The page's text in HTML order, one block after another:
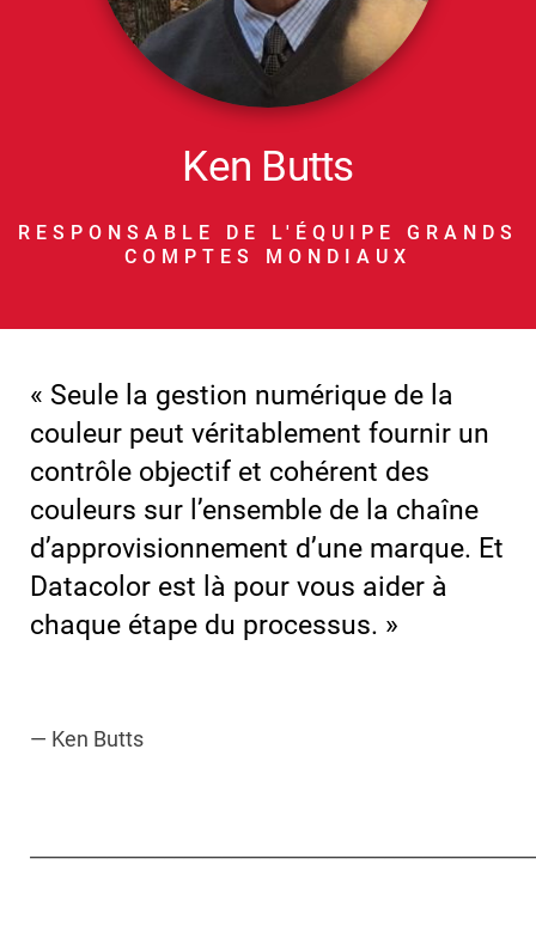
Ken Butts
RESPONSABLE DE L'ÉQUIPE GRANDS
COMPTES MONDIAUX
« Seule la gestion numérique de la
couleur peut véritablement fournir un
contrôle objectif et cohérent des
couleurs sur l’ensemble de la chaîne
d’approvisionnement d’une marque. Et
Datacolor est là pour vous aider à
chaque étape du processus. »
— Ken Butts